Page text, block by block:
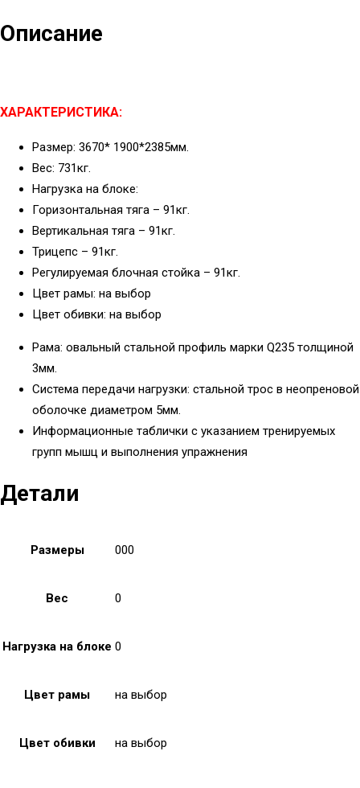
Описание
ХАРАКТЕРИСТИКА:
Размер: 3670* 1900*2385мм.
Вес: 731кг.
Нагрузка на блоке:
Горизонтальная тяга – 91кг.
Вертикальная тяга – 91кг.
Трицепс – 91кг.
Регулируемая блочная стойка – 91кг.
Цвет рамы: на выбор
Цвет обивки: на выбор
Рама: овальный стальной профиль марки Q235 толщиной
3мм.
Система передачи нагрузки: стальной трос в неопреновой
оболочке диаметром 5мм.
Информационные таблички с указанием тренируемых
групп мышц и выполнения упражнения
Детали
Размеры 000
Вес 0
Нагрузка на блоке 0
Цвет рамы на выбор
Цвет обивки на выбор